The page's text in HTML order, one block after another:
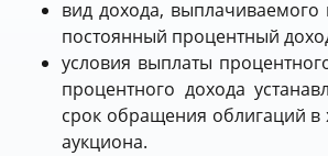
вид дохода,
постоянный процентный
условия выплаты
процентного дохода
срок обращения облигаций в
аукциона.